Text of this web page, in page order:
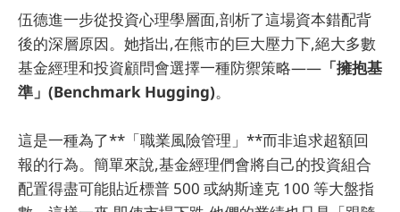
伍德進一步從投資心理學層面,剖析了這場資本錯配背
後的深層原因。她指出,在熊市的巨大壓力下,絕大多數
基金經理和投資顧問會選擇一種防禦策略—— 「擁抱基
準」(Benchmark Hugging)。
這是一種為了**「職業風險管理」**而非追求超額回
報的行為。簡單來說,基金經理們會將自己的投資組合
配置得盡可能貼近標普 500 或納斯達克 100 等大盤指